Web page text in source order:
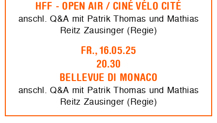
HFF - OPEN AIR / CINÉ VÉLO CITÉ
anschl. Q&A mit Patrik Thomas und Mathias
Reitz Zausinger (Regie)
FR., 16.05.25
20.30
BELLEVUE DI MONACO
anschl. Q&A mit Patrik Thomas und Mathias
Reitz Zausinger (Regie)